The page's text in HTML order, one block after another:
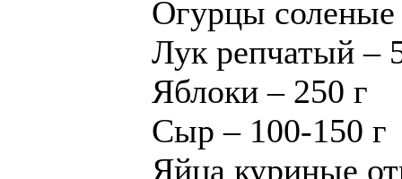
Огурцы соленые
Лук репчатый –
Яблоки – 250 г
Сыр – 100-150 г
Яйца куриные